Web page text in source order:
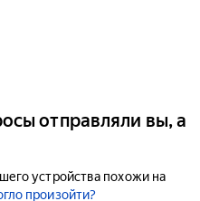
отправляли вы, а
устройства похожи на
произойти?